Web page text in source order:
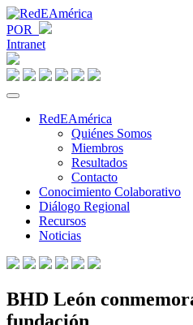
POR
Intranet
RedEAmérica
Quiénes Somos
Miembros
Resultados
Contacto
Conocimiento Colaborativo
Diálogo Regional
Recursos
Noticias
BHD León